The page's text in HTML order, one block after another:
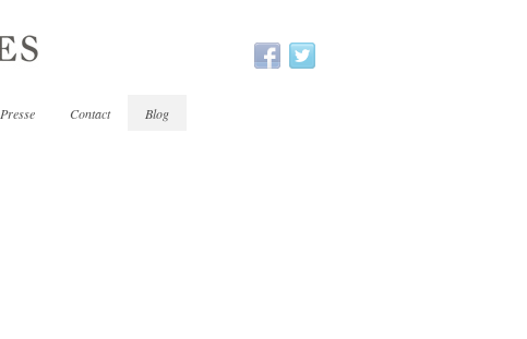
Presse Contact Blog